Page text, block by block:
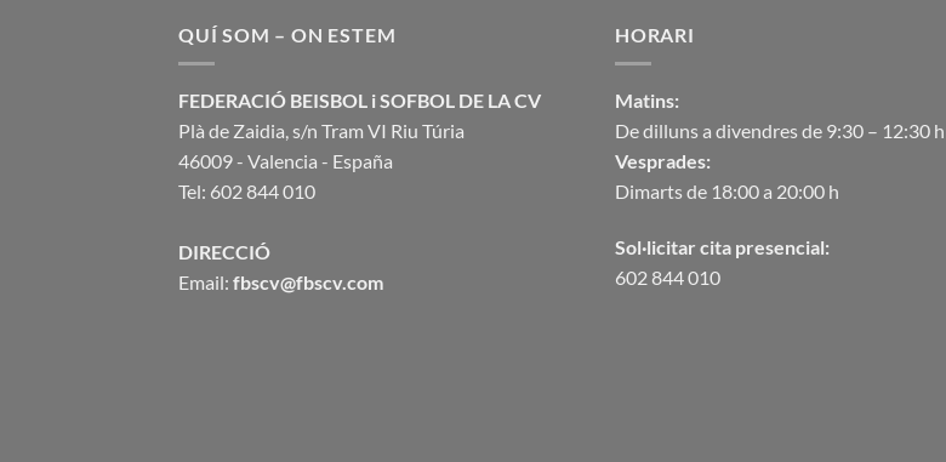
QUÍ SOM – ON ESTEM
FEDERACIÓ BEISBOL i SOFBOL DE LA CV
Plà de Zaidia, s/n Tram VI Riu Túria
46009 - Valencia - España
Tel: 602 844 010
DIRECCIÓ
Email: fbscv@fbscv.com
HORARI
Matins:
De dilluns a divendres de 9:30 – 12:30 h
Vesprades:
Dimarts de 18:00 a 20:00 h
Sol·licitar cita presencial:
602 844 010